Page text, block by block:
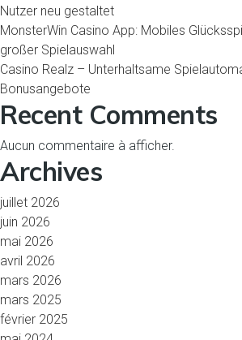
Nutzer neu gestaltet
MonsterWin Casino App: Mobiles
großer Spielauswahl
Casino Realz – Unterhaltsame
Bonusangebote
Recent Comments
Aucun commentaire à afficher.
Archives
juillet 2026
juin 2026
mai 2026
avril 2026
mars 2026
mars 2025
février 2025